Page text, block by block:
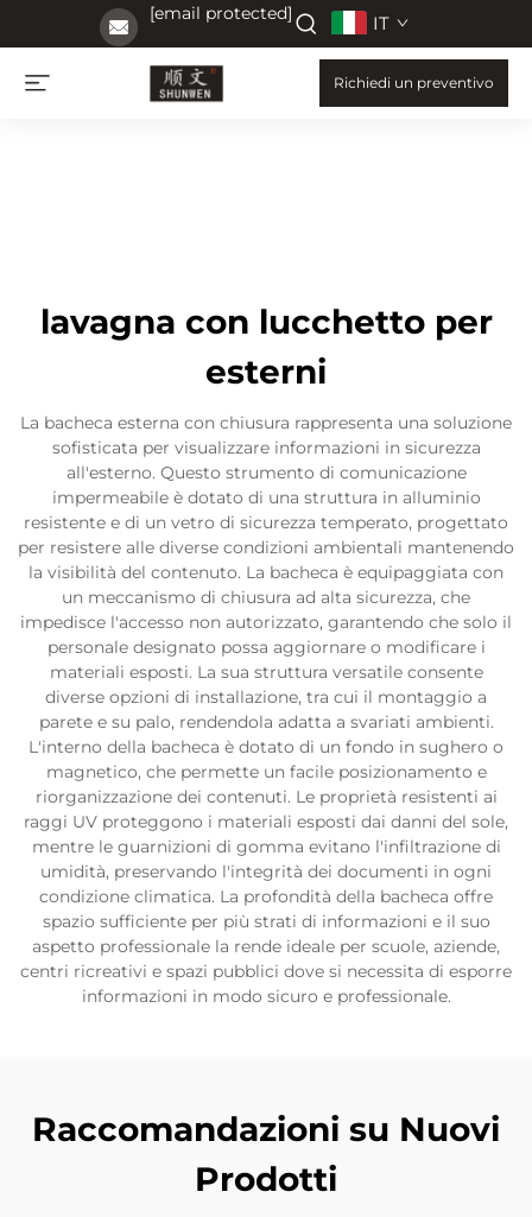
[email protected] IT
Richiedi un preventivo
lavagna con lucchetto per
esterni
La bacheca esterna con chiusura rappresenta una soluzione
sofisticata per visualizzare informazioni in sicurezza
all'esterno. Questo strumento di comunicazione
impermeabile è dotato di una struttura in alluminio
resistente e di un vetro di sicurezza temperato, progettato
per resistere alle diverse condizioni ambientali mantenendo
la visibilità del contenuto. La bacheca è equipaggiata con
un meccanismo di chiusura ad alta sicurezza, che
impedisce l'accesso non autorizzato, garantendo che solo il
personale designato possa aggiornare o modificare i
materiali esposti. La sua struttura versatile consente
diverse opzioni di installazione, tra cui il montaggio a
parete e su palo, rendendola adatta a svariati ambienti.
L'interno della bacheca è dotato di un fondo in sughero o
magnetico, che permette un facile posizionamento e
riorganizzazione dei contenuti. Le proprietà resistenti ai
raggi UV proteggono i materiali esposti dai danni del sole,
mentre le guarnizioni di gomma evitano l'infiltrazione di
umidità, preservando l'integrità dei documenti in ogni
condizione climatica. La profondità della bacheca offre
spazio sufficiente per più strati di informazioni e il suo
aspetto professionale la rende ideale per scuole, aziende,
centri ricreativi e spazi pubblici dove si necessita di esporre
informazioni in modo sicuro e professionale.
Raccomandazioni su Nuovi
Prodotti